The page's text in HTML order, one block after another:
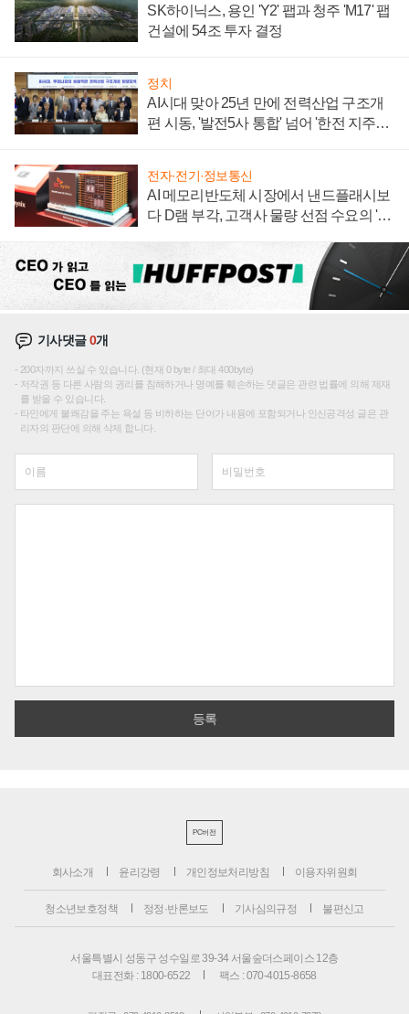
SK하이닉스, 용인 'Y2' 팹과 청주 'M17' 팹
건설에 54조 투자 결정
정치
AI시대 맞아 25년 만에 전력산업 구조개
편 시동, '발전5사 통합' 넘어 '한전 지주사'
전자·전기·정보통신
AI 메모리반도체 시장에서 낸드플래시보
다 D램 부각, 고객사 물량 선점 수요의 '우
기사댓글0개
200자까지 쓰실 수 있습니다. (현재 0 byte / 최대 400byte)
저작권 등 다른 사람의 권리를 침해하거나 명예를 훼손하는 댓글은 관련 법률에 의해 제재
를 받을 수 있습니다.
타인에게 불쾌감을 주는 욕설 등 비하하는 단어가 내용에 포함되거나 인신공격성 글은 관
리자의 판단에 의해 삭제 합니다.
PC버전
회사소개 윤리강령 개인정보처리방침 이용자위원회
청소년보호정책 정정·반론보도 기사심의규정 불편신고
서울특별시 성동구 성수일로 39-34 서울숲더스페이스 12층
대표전화 : 1800-6522
팩스 : 070-4015-8658